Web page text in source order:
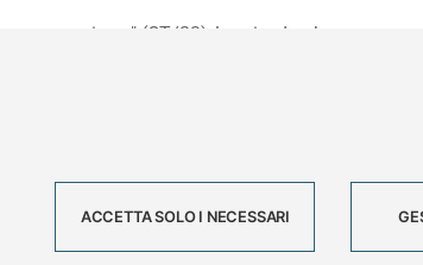
prevenzione " (OT/23), le aziende, che
Tel. 0332 256111 - Fax 0332 256200 -
ACCETTA SOLO I NECESSARI